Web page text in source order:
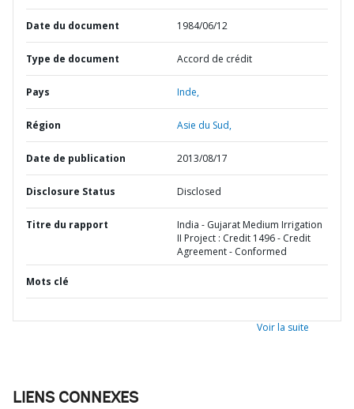
Date du document 1984/06/12
Type de document Accord de crédit
Pays Inde,
Région Asie du Sud,
Date de publication 2013/08/17
Disclosure Status Disclosed
Titre du rapport
India - Gujarat Medium Irrigation
II Project : Credit 1496 - Credit
Agreement - Conformed
Mots clé
Voir la suite
LIENS CONNEXES